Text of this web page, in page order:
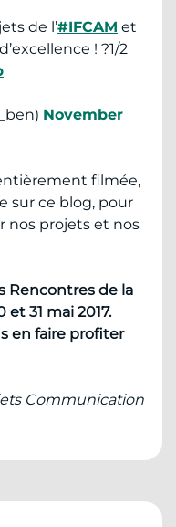
de l’#IFCAM et
! ?1/2
November
filmée,
sur ce blog, pour
nos projets et nos
Rencontres de la
31 mai 2017.
en faire profiter
Communication